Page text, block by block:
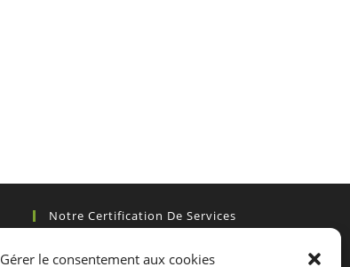
Gérer le consentement aux cookies
Notre Certification De Services